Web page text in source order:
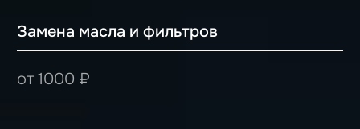
Почему выбирают нас для ремонта
Mercedes в Ростове-на-Дону?
Оригинальный сканер STAR Diagnosis